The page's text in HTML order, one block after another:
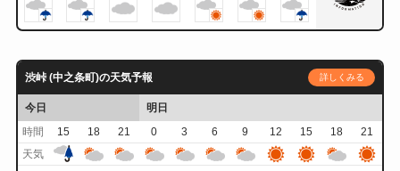
渋峠 (中之条町)の天気予報 詳しくみる
今日
明日
時間
15 18 21 0 3 6 9 12 15 18
21
天気